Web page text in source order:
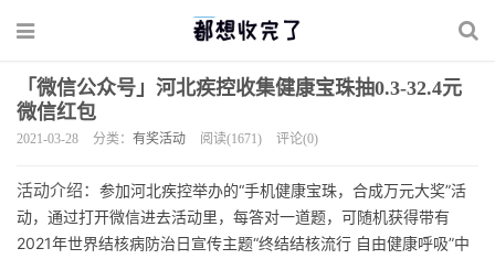
「微信公众号」河北疾控收集健康宝珠抽0.3-32.4元
微信红包
2021-03-28 分类： 有奖活动 阅读(1671) 评论(0)
活动介绍： 参加河北疾控举办的“手机健康宝珠，合成万元大奖”活
动，通过打开微信进去活动里，每答对一道题，可随机获得带有
2021年世界结核病防治日宣传主题“终结结核流行 自由健康呼吸”中